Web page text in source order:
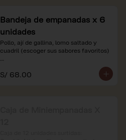
Bandeja de empanadas x 6
unidades
Pollo, ají de gallina, lomo saltado y
cuadril (escoger sus sabores favoritos)
*Nuestros precios están expresados en
soles e incluyen impuestos de ley y
S/ 68.00